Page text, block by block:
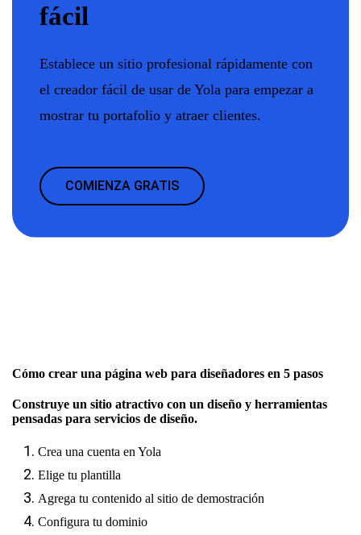
fácil
Establece un sitio profesional rápidamente con
el creador fácil de usar de Yola para empezar a
mostrar tu portafolio y atraer clientes.
COMIENZA GRATIS
Cómo crear una página web para diseñadores en 5 pasos
Construye un sitio atractivo con un diseño y herramientas
pensadas para servicios de diseño.
Crea una cuenta en Yola
Elige tu plantilla
Agrega tu contenido al sitio de demostración
Configura tu dominio